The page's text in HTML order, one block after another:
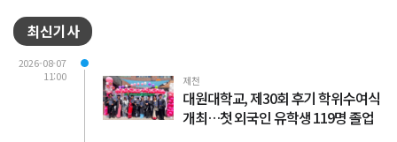
최신기사
2026-08-07
11:00
제천
대원대학교, 제30회 후기 학위수여식
개최…첫 외국인 유학생 119명 졸업